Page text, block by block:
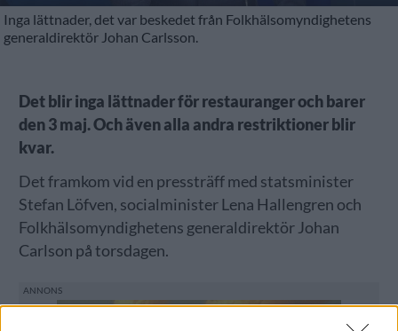
Inga lättnader, det var beskedet från Folkhälsomyndighetens
generaldirektör Johan Carlsson.
Det blir inga lättnader för restauranger och barer
den 3 maj. Och även alla andra restriktioner blir
kvar.
Det framkom vid en pressträff med statsminister
Stefan Löfven, socialminister Lena Hallengren och
Folkhälsomyndighetens generaldirektör Johan
Carlson på torsdagen.